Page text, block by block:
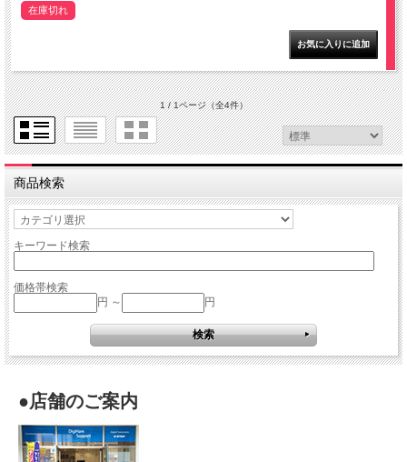
在庫切れ
1 / 1ページ（全4件）
商品検索
キーワード検索
価格帯検索
円 ～
円
●店舗のご案内